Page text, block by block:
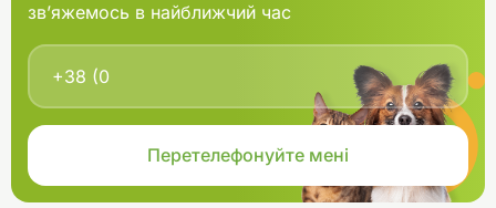
В кошик
зв’яжемось в найближчий час